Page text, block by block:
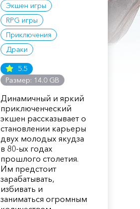
Экшен игры
RPG игры
Приключения
Драки
5.5
Размер: 14.0 GB
Динамичный и яркий
приключенческий
экшен рассказывает о
становлении карьеры
двух молодых якудза
в 80-ых годах
прошлого столетия.
Им предстоит
зарабатывать,
избивать и
заниматься огромным